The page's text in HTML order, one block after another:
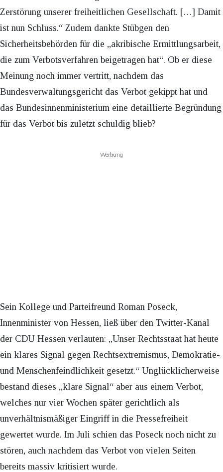
Zerstörung unserer freiheitlichen Gesellschaft. […] Damit
ist nun Schluss.“ Zudem dankte Stübgen den
Sicherheitsbehörden für die „akribische Ermittlungsarbeit,
die zum Verbotsverfahren beigetragen hat“. Ob er diese
Meinung noch immer vertritt, nachdem das
Bundesverwaltungsgericht das Verbot gekippt hat und
das Bundesinnenministerium eine detaillierte Begründung
für das Verbot bis zuletzt schuldig blieb?
Werbung
Sein Kollege und Parteifreund Roman Poseck,
Innenminister von Hessen, ließ über den Twitter-Kanal
der CDU Hessen verlauten: „Unser Rechtsstaat hat heute
ein klares Signal gegen Rechtsextremismus, Demokratie-
und Menschenfeindlichkeit gesetzt.“ Unglücklicherweise
bestand dieses „klare Signal“ aber aus einem Verbot,
welches nur vier Wochen später gerichtlich als
unverhältnismäßiger Eingriff in die Pressefreiheit
gewertet wurde. Im Juli schien das Poseck noch nicht zu
stören, auch nachdem das Verbot von vielen Seiten
bereits massiv kritisiert wurde.